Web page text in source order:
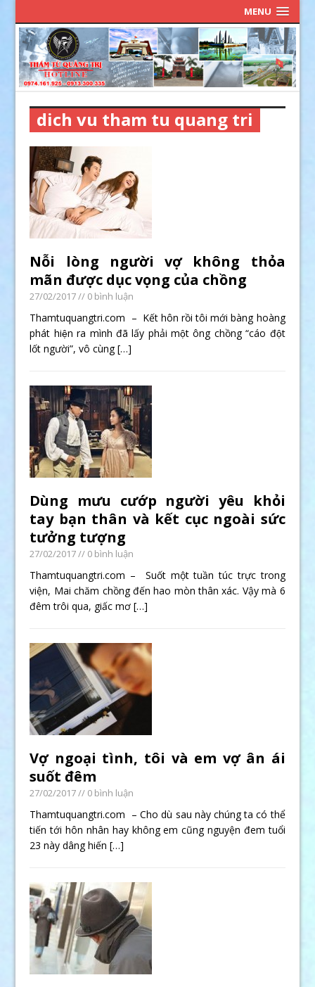
MENU
dich vu tham tu quang tri
Nỗi lòng người vợ không thỏa
mãn được dục vọng của chồng
27/02/2017// 0 bình luận
Thamtuquangtri.com – Kết hôn rồi tôi mới bàng hoàng
phát hiện ra mình đã lấy phải một ông chồng “cáo đột
lốt người”, vô cùng[…]
Dùng mưu cướp người yêu khỏi
tay bạn thân và kết cục ngoài sức
tưởng tượng
27/02/2017// 0 bình luận
Thamtuquangtri.com – Suốt một tuần túc trực trong
viện, Mai chăm chồng đến hao mòn thân xác. Vậy mà 6
đêm trôi qua, giấc mơ[…]
Vợ ngoại tình, tôi và em vợ ân ái
suốt đêm
27/02/2017// 0 bình luận
Thamtuquangtri.com – Cho dù sau này chúng ta có thể
tiến tới hôn nhân hay không em cũng nguyện đem tuổi
23 này dâng hiến[…]